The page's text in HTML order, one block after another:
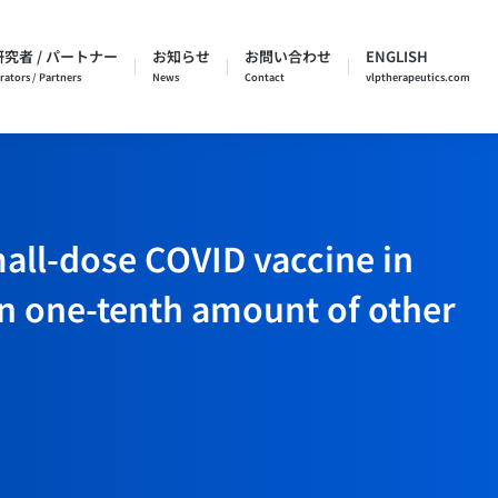
者 / パートナー
/ Partners
お知らせ
News
お問い合わせ
Contact
ENGLISH
vlptherapeutics.com
dose COVID vaccine in
one-tenth amount of other